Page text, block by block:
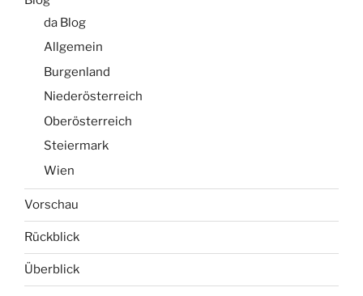
da Blog
Allgemein
Burgenland
Niederösterreich
Oberösterreich
Steiermark
Wien
Vorschau
Rückblick
Überblick